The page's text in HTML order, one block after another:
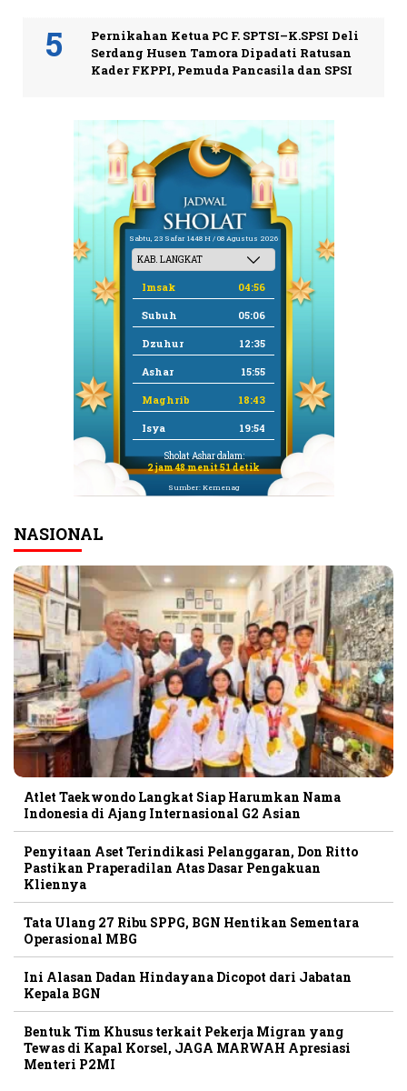
Pernikahan Ketua PC F. SPTSI–K.SPSI Deli
Serdang Husen Tamora Dipadati Ratusan
Kader FKPPI, Pemuda Pancasila dan SPSI
Sabtu, 23 Safar 1448 H / 08 Agustus 2026
Imsak 04:56
Subuh 05:06
Dzuhur 12:35
Ashar 15:55
Maghrib 18:43
Isya 19:54
Sholat Ashar dalam:
2 jam 48 menit 50 detik
Sumber: Kemenag
NASIONAL
Atlet Taekwondo Langkat Siap Harumkan Nama
Indonesia di Ajang Internasional G2 Asian
Penyitaan Aset Terindikasi Pelanggaran, Don Ritto
Pastikan Praperadilan Atas Dasar Pengakuan
Kliennya
Tata Ulang 27 Ribu SPPG, BGN Hentikan Sementara
Operasional MBG
Ini Alasan Dadan Hindayana Dicopot dari Jabatan
Kepala BGN
Bentuk Tim Khusus terkait Pekerja Migran yang
Tewas di Kapal Korsel, JAGA MARWAH Apresiasi
Menteri P2MI